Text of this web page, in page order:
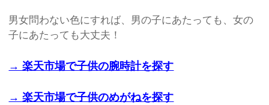
男女問わない色にすれば、男の子にあたっても、女の
子にあたっても大丈夫！
→ 楽天市場で子供の腕時計を探す
→ 楽天市場で子供のめがねを探す